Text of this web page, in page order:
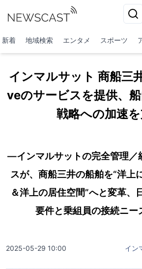
新着 地域検索 エンタメ スポーツ
インマルサット 商船三
veのサービスを提供、
戦略への加速
―インマルサットの完全管理／
スが、商船三井の船舶を“洋上
＆洋上の居住空間”へと変革、
要件と乗組員の接続ニ
2025-05-29 10:00 イン